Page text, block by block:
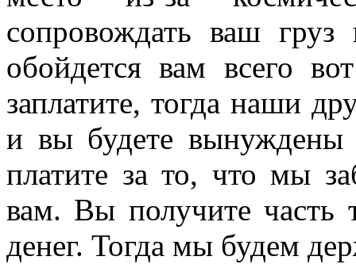
сопровождать ваш
обойдется вам всего
заплатите, тогда наши
и вы будете
платите за то, что мы
вам. Вы получите часть
денег. Тогда мы будем